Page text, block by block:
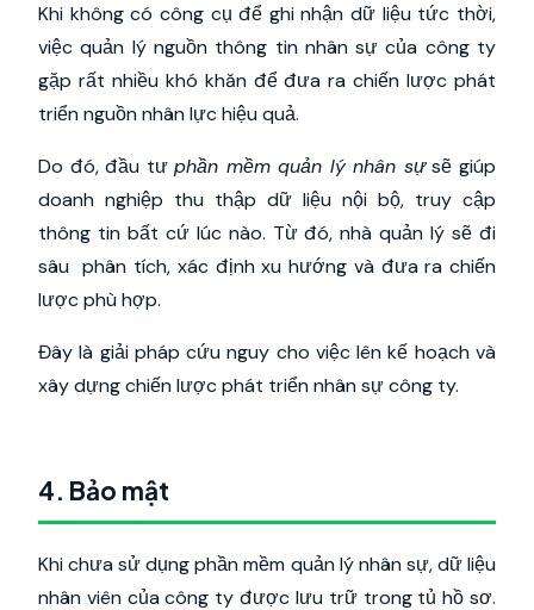
Khi không có công cụ để ghi nhận dữ liệu tức thời,
việc quản lý nguồn thông tin nhân sự của công ty
gặp rất nhiều khó khăn để đưa ra chiến lược phát
triển nguồn nhân lực hiệu quả.
Do đó, đầu tưphần mềm quản lý nhân sựsẽ giúp
doanh nghiệp thu thập dữ liệu nội bộ, truy cập
thông tin bất cứ lúc nào. Từ đó, nhà quản lý sẽ đi
sâu phân tích, xác định xu hướng và đưa ra chiến
lược phù hợp.
Đây là giải pháp cứu nguy cho việc lên kế hoạch và
xây dựng chiến lược phát triển nhân sự công ty.
4. Bảo mật
Khi chưa sử dụng phần mềm quản lý nhân sự, dữ liệu
nhân viên của công ty được lưu trữ trong tủ hồ sơ.